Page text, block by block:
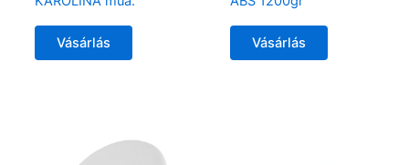
Vásárlás Vásárlás